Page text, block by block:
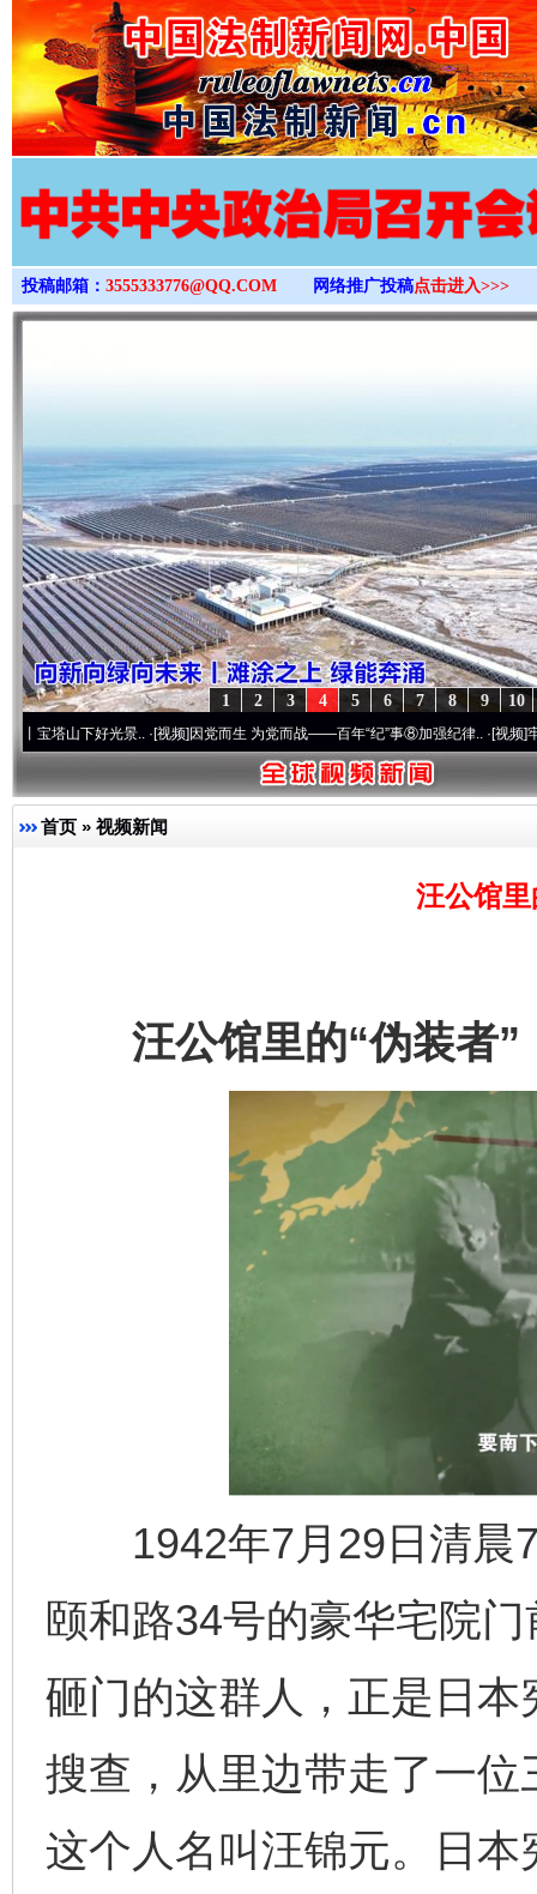
>
投稿邮箱： 3555333776@QQ.COM 网络推广投稿点击进入>>>
10
9
8
7
6
5
4
3
2
1
下好光景..·[视频]因党而生 为党而战——百年“纪”事⑧加强纪律..·[视频]牢记初心使
首页 » 视频新闻
汪公馆
汪公馆里的“伪装者”
1942年7月29日清晨7
颐和路34号的豪华宅院
砸门的这群人，正是日
搜查，从里边带走了一
这个人名叫汪锦元。日
东山县通报“牛蛙产品抗生素超标问题” 法